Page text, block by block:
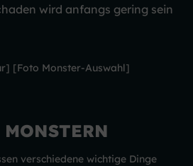
wird anfangs gering sein
[Foto Monster-Auswahl]
verschiedene wichtige Dinge